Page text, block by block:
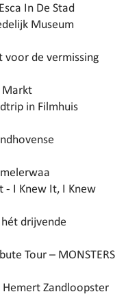
In De Stad
Museum
voor de vermissing
Markt
in Filmhuis
- I Knew It, I Knew
drijvende
Tour – MONSTERS
Zandloopster